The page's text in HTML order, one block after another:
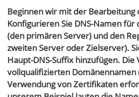
Beginnen wir mit der Bearbeitung
Konfigurieren Sie DNS-Namen für
(den primären Server) und den
zweiten Server oder Zielserver).
Haupt-DNS-Suffix hinzufügen. Die
vollqualifizierten Domänennamen
Verwendung von Zertifikaten